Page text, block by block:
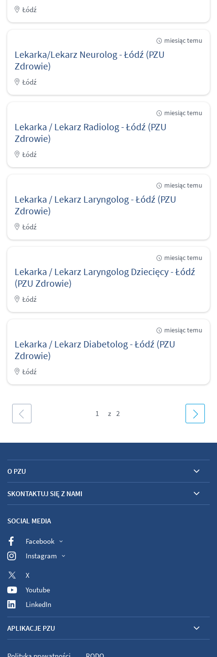
Łódź
Lekarka/Lekarz Neurolog - Łódź (PZU
Zdrowie)
miesiąc temu
Łódź
Lekarka / Lekarz Radiolog - Łódź (PZU
Zdrowie)
miesiąc temu
Łódź
Lekarka / Lekarz Laryngolog - Łódź (PZU
Zdrowie)
miesiąc temu
Łódź
Lekarka / Lekarz Laryngolog Dziecięcy - Łódź
(PZU Zdrowie)
miesiąc temu
Łódź
Lekarka / Lekarz Diabetolog - Łódź (PZU
Zdrowie)
miesiąc temu
Łódź
1
O PZU
SKONTAKTUJ SIĘ Z NAMI
SOCIAL MEDIA
Facebook
Instagram
X
Youtube
LinkedIn
APLIKACJE PZU